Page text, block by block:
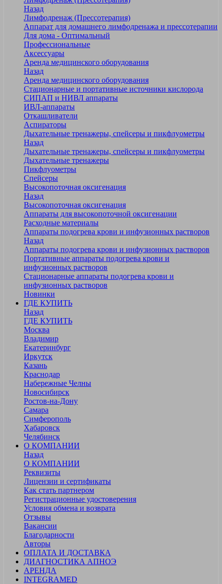
Назад
Лимфодренаж (Прессотерапия)
Аппарат для домашнего лимфодренажа и прессотерапии
Для дома - Оптимальный
Профессиональные
Аксессуары
Аренда медицинского оборудования
Назад
Аренда медицинского оборудования
Стационарные и портативные источники кислорода
СИПАП и НИВЛ аппараты
ИВЛ-аппараты
Откашливатели
Аспираторы
Дыхательные тренажеры, спейсеры и пикфлуометры
Назад
Дыхательные тренажеры, спейсеры и пикфлуометры
Дыхательные тренажеры
Пикфлуометры
Спейсеры
Высокопоточная оксигенация
Назад
Высокопоточная оксигенация
Аппараты для высокопоточной оксигенации
Расходные материалы
Аппараты подогрева крови и инфузионных растворов
Назад
Аппараты подогрева крови и инфузионных растворов
Портативные аппараты подогрева крови и
инфузионных растворов
Стационарные аппараты подогрева крови и
инфузионных растворов
Новинки
ГДЕ КУПИТЬ
Назад
ГДЕ КУПИТЬ
Москва
Владимир
Екатеринбург
Иркутск
Казань
Краснодар
Набережные Челны
Новосибирск
Ростов-на-Дону
Самара
Симферополь
Хабаровск
Челябинск
О КОМПАНИИ
Назад
О КОМПАНИИ
Реквизиты
Лицензии и сертификаты
Как стать партнером
Регистрационные удостоверения
Условия обмена и возврата
Отзывы
Вакансии
Благодарности
Авторы
ОПЛАТА И ДОСТАВКА
ДИАГНОСТИКА АПНОЭ
АРЕНДА
INTEGRAMED